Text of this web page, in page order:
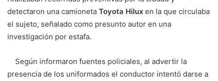
detectaron una camioneta Toyota Hilux en la que circulaba
el sujeto, señalado como presunto autor en una
investigación por estafa.
Según informaron fuentes policiales, al advertir la
presencia de los uniformados el conductor intentó darse a